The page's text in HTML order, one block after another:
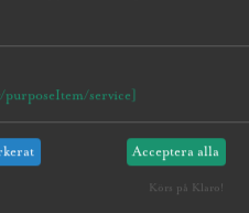
service]
Acceptera alla
Körs på Klaro!